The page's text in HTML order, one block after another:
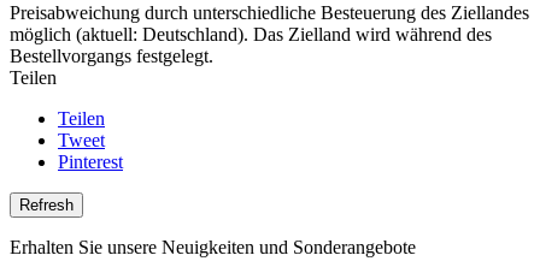
Preisabweichung durch unterschiedliche Besteuerung des Ziellandes
möglich (aktuell: Deutschland). Das Zielland wird während des
Bestellvorgangs festgelegt.
Teilen
Teilen
Tweet
Pinterest
Erhalten Sie unsere Neuigkeiten und Sonderangebote